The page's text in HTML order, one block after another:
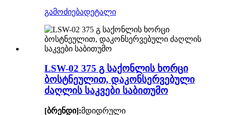
გამოძიებადეტალი
LSW-02 375 გ საქონლის ხორცი
ბოსტნეულით, დაკონსერვებული
ძაღლის საკვები საბითუმო
[ბრენდი]:მდიდრული